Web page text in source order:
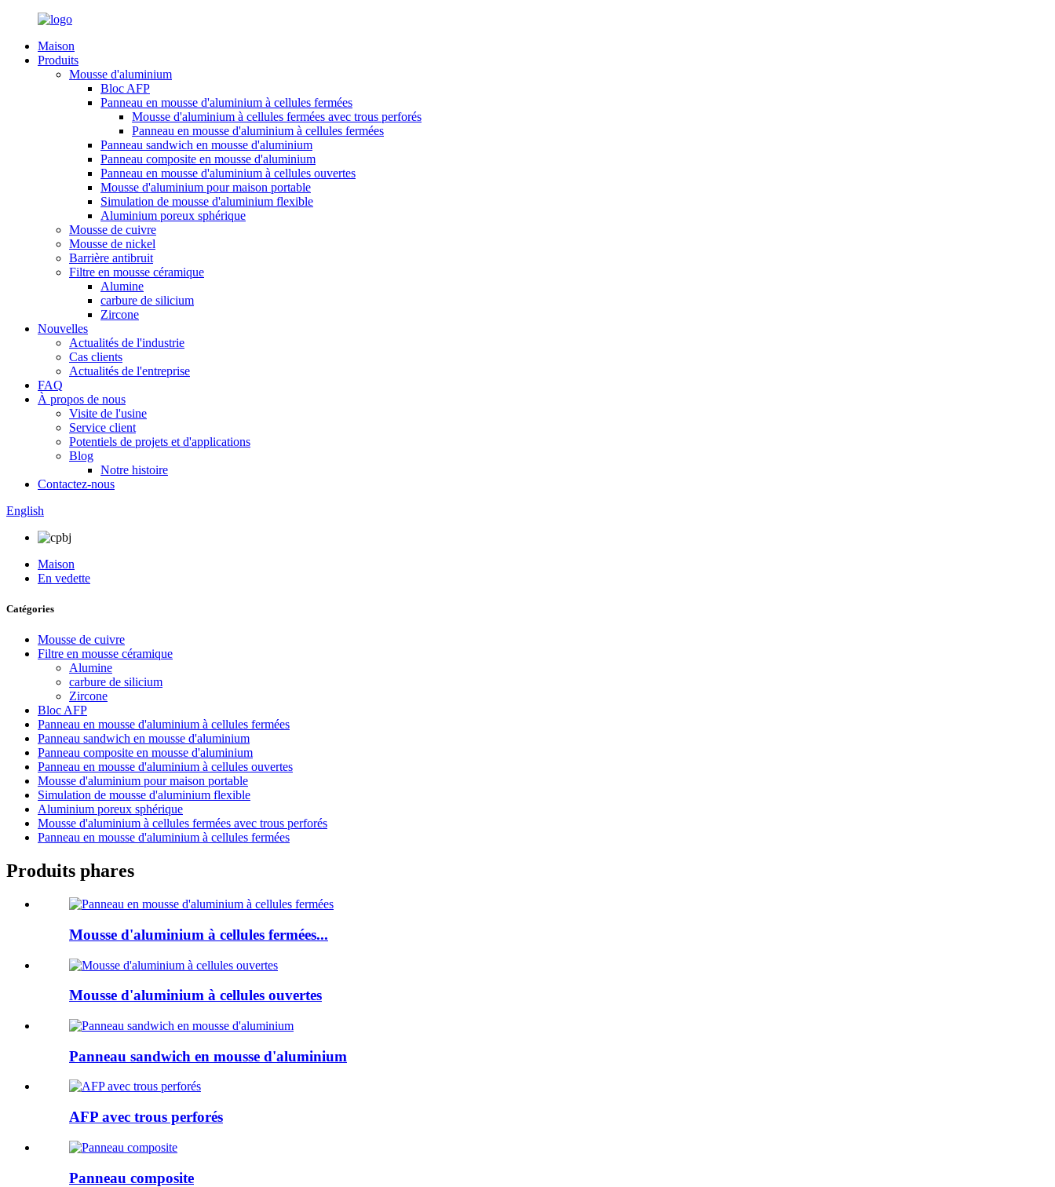
Maison
Produits
Mousse d'aluminium
Bloc AFP
Panneau en mousse d'aluminium à cellules fermées
Mousse d'aluminium à cellules fermées avec trous perforés
Panneau en mousse d'aluminium à cellules fermées
Panneau sandwich en mousse d'aluminium
Panneau composite en mousse d'aluminium
Panneau en mousse d'aluminium à cellules ouvertes
Mousse d'aluminium pour maison portable
Simulation de mousse d'aluminium flexible
Aluminium poreux sphérique
Mousse de cuivre
Mousse de nickel
Barrière antibruit
Filtre en mousse céramique
Alumine
carbure de silicium
Zircone
Nouvelles
Actualités de l'industrie
Cas clients
Actualités de l'entreprise
FAQ
À propos de nous
Visite de l'usine
Service client
Potentiels de projets et d'applications
Blog
Notre histoire
Contactez-nous
English
Maison
En vedette
Catégories
Mousse de cuivre
Filtre en mousse céramique
Alumine
carbure de silicium
Zircone
Bloc AFP
Panneau en mousse d'aluminium à cellules fermées
Panneau sandwich en mousse d'aluminium
Panneau composite en mousse d'aluminium
Panneau en mousse d'aluminium à cellules ouvertes
Mousse d'aluminium pour maison portable
Simulation de mousse d'aluminium flexible
Aluminium poreux sphérique
Mousse d'aluminium à cellules fermées avec trous perforés
Panneau en mousse d'aluminium à cellules fermées
Produits phares
Mousse d'aluminium à cellules fermées...
Mousse d'aluminium à cellules ouvertes
Panneau sandwich en mousse d'aluminium
AFP avec trous perforés
Panneau composite